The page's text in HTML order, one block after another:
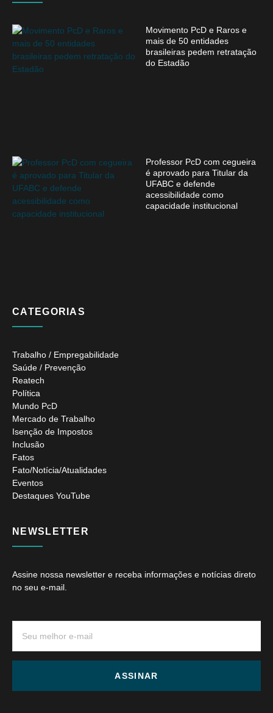
Movimento PcD e Raros e
mais de 50 entidades
brasileiras pedem retratação
do Estadão
Professor PcD com cegueira
é aprovado para Titular da
UFABC e defende
acessibilidade como
capacidade institucional
CATEGORIAS
Trabalho / Empregabilidade
Saúde / Prevenção
Reatech
Política
Mundo PcD
Mercado de Trabalho
Isenção de Impostos
Inclusão
Fatos
Fato/Notícia/Atualidades
Eventos
Destaques YouTube
NEWSLETTER
Assine nossa newsletter e receba informações e notícias direto
no seu e-mail.
ASSINAR